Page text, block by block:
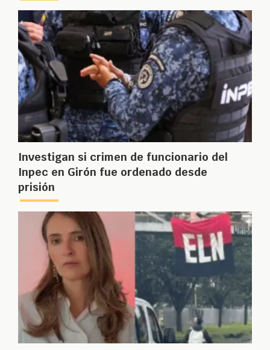
Investigan si crimen de funcionario del
Inpec en Girón fue ordenado desde
prisión